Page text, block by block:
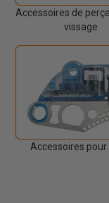
Accessoires de
vissage
Accessoires pour